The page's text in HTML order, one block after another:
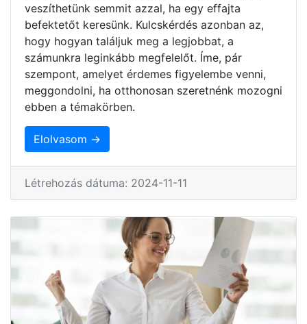
veszíthetünk semmit azzal, ha egy effajta
befektetőt keresünk. Kulcskérdés azonban az,
hogy hogyan találjuk meg a legjobbat, a
számunkra leginkább megfelelőt. Íme, pár
szempont, amelyet érdemes figyelembe venni,
meggondolni, ha otthonosan szeretnénk mozogni
ebben a témakörben.
Elolvasom →
Létrehozás dátuma: 2024-11-11